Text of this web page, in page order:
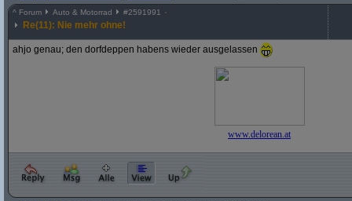
^ Forum Auto & Motorrad #2591991
Re(11): Nie mehr ohne!
ahjo genau; den dorfdeppen habens wieder ausgelassen
www.delorean.at